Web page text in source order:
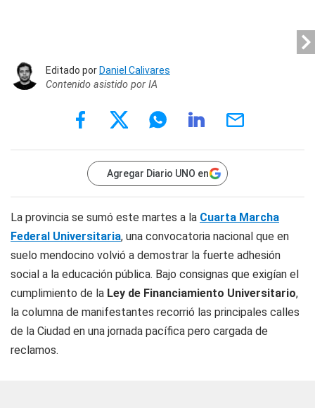
Editado porDaniel Calivares
Contenido asistido por IA
Agregar Diario UNO en
La provincia se sumó este martes a la Cuarta Marcha
Federal Universitaria, una convocatoria nacional que en
suelo mendocino volvió a demostrar la fuerte adhesión
social a la educación pública. Bajo consignas que exigían el
cumplimiento de la Ley de Financiamiento Universitario,
la columna de manifestantes recorrió las principales calles
de la Ciudad en una jornada pacífica pero cargada de
reclamos.